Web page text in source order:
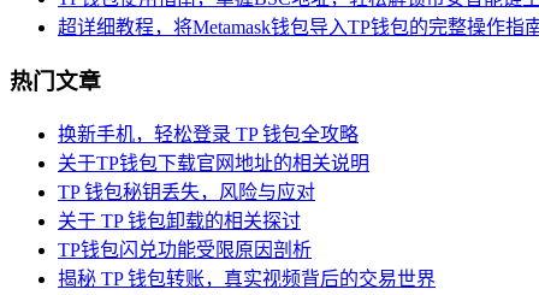
超详细教程，将Metamask钱包导入TP钱包的完整操作指
热门文章
换新手机，轻松登录 TP 钱包全攻略
关于TP钱包下载官网地址的相关说明
TP 钱包秘钥丢失，风险与应对
关于 TP 钱包卸载的相关探讨
TP钱包闪兑功能受限原因剖析
揭秘 TP 钱包转账，真实视频背后的交易世界